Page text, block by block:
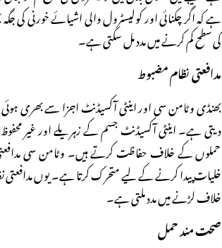
ہے کہ اگر چکنائی اور کولیسٹرول والی اشیائے خورنی کی
کی سطح کم کرنے میں مدد مل سکتی ہے۔
مدافعتی نظام مضبوط
بھنڈی وٹامن سی اور اینٹی آکسیڈنٹ اجزا سے بھری
دیتی ہے۔ اینٹی آکسیڈنٹ جسم کے زہریلے اور غیر
حملوں کے خلاف حفاظت کرتے ہیں۔ وٹامن سی
خلیات پیدا کرنے کے لیے متحرک کرتا ہے۔ یوں مدافعتی
خلاف لڑنے میں مدد ملتی ہے۔
صحت مند حمل